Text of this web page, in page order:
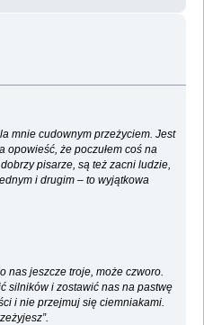
mnie cudownym przeżyciem. Jest
opowieść, że poczułem coś na
pisarze, są też zacni ludzie,
i drugim – to wyjątkowa
nas jeszcze troje, może czworo.
silników i zostawić nas na pastwę
i nie przejmuj się ciemniakami.